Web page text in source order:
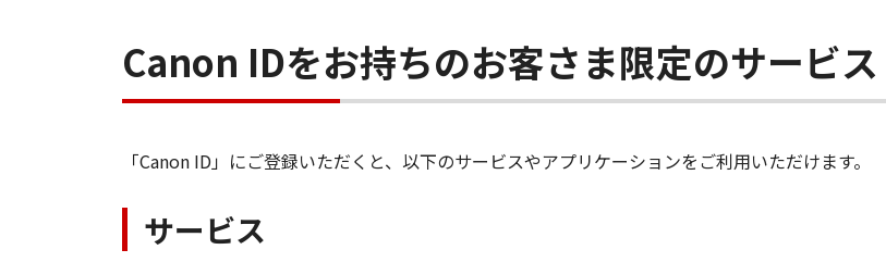
Canon IDをお持ちのお客さま限定のサービス
「Canon ID」にご登録いただくと、以下のサービスやアプリケーションをご利用いただけます。
サービス